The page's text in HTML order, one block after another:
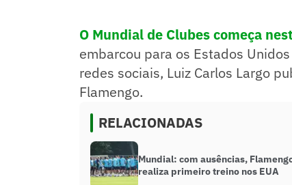
O Mundial de Clubes começa
embarcou para os Estados
redes sociais, Luiz Carlos Largo
Flamengo.
RELACIONADAS
Mundial: com ausências,
realiza primeiro treino nos EUA